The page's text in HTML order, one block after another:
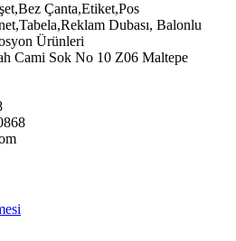
Çanta,Etiket,Pos
Dubası, Balonlu
Ürünleri
Cami Sok No 10 Z06 Maltepe